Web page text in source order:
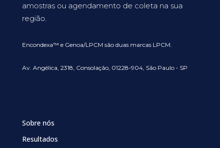
amostras ou agendamento de coleta na sua
região.
Encondexa™ e Genoa/LPCM são duas marcas LPCM.
Av. Angélica, 2318, Consolação, 01228-904, São Paulo - SP
Sobre nós
Resultados